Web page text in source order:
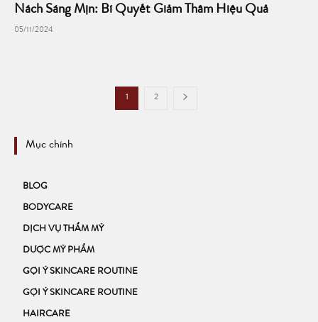
Nách Sáng Mịn: Bí Quyết Giảm Thâm Hiệu Quả
05/11/2024
1 2
Mục chính
BLOG
BODYCARE
DỊCH VỤ THẨM MỸ
DƯỢC MỸ PHẨM
GỢI Ý SKINCARE ROUTINE
GỢI Ý SKINCARE ROUTINE
HAIRCARE